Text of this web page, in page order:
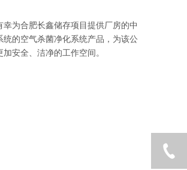
幸为合肥长鑫储存项目提供厂房的中
统的空气杀菌净化系统产品，为该公
加安全、洁净的工作空间。